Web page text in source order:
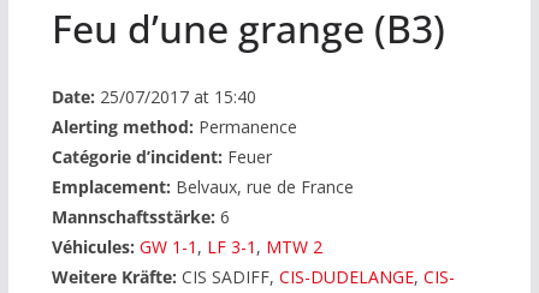
Feu d’une grange (B3)
Date: 25/07/2017 at 15:40
Alerting method: Permanence
Catégorie d’incident: Feuer
Emplacement: Belvaux, rue de France
Mannschaftsstärke: 6
Véhicules: GW 1-1 , LF 3-1 , MTW 2
Weitere Kräfte: CIS SADIFF, CIS-DUDELANGE, CIS-